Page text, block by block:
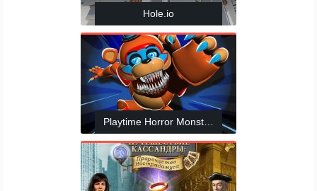
Hole.io
Playtime Horror Monster Ground